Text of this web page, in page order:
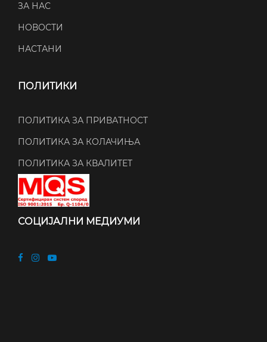
ЗА НАС
НОВОСТИ
НАСТАНИ
ПОЛИТИКИ
ПОЛИТИКА ЗА ПРИВАТНОСТ
ПОЛИТИКА ЗА КОЛАЧИЊА
ПОЛИТИКА ЗА КВАЛИТЕТ
СОЦИЈАЛНИ МЕДИУМИ